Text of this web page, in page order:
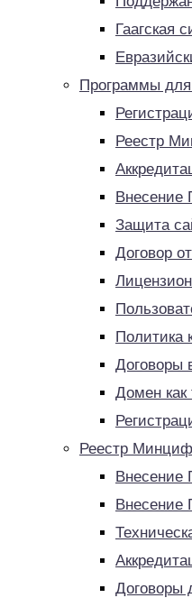
Гаагская
Программы
Реестр
Внесение
Защита
Договор
Политика
Договоры
Домен как
Реестр
Договоры